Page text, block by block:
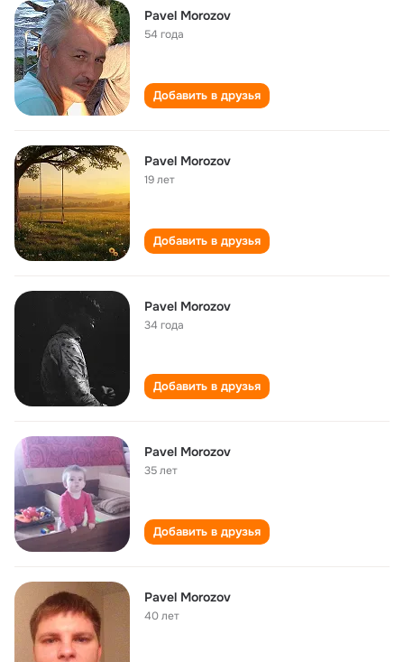
Pavel Morozov
54 года
Добавить в друзья
Pavel Morozov
19 лет
Добавить в друзья
Pavel Morozov
34 года
Добавить в друзья
Pavel Morozov
35 лет
Добавить в друзья
Pavel Morozov
40 лет